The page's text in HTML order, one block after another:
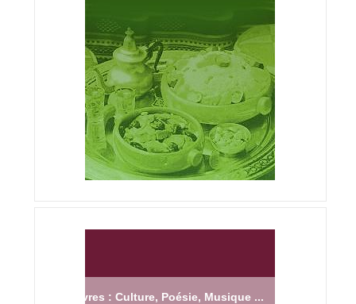
Livres : Culture, Poésie, Musique ...